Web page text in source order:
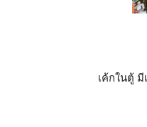
เค้กในตู้